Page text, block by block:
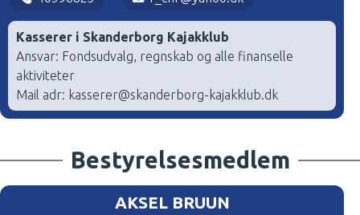
Kasserer i Skanderborg Kajakklub
Ansvar: Fondsudvalg, regnskab og alle finanselle
aktiviteter
Mail adr: kasserer@skanderborg-kajakklub.dk
Bestyrelsesmedlem
AKSEL BRUUN